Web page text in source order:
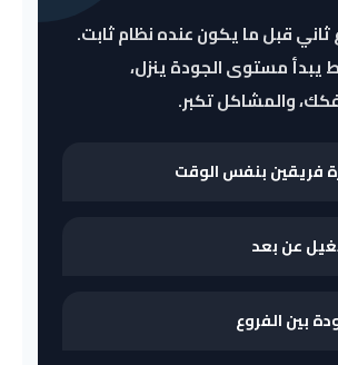
ثاني قبل ما يكون عنده نظام ثابت.
مستوى الجودة ينزل،
والمشاكل تكبر.
فريقين بنفس الوقت
عن بعد
بين الفروع